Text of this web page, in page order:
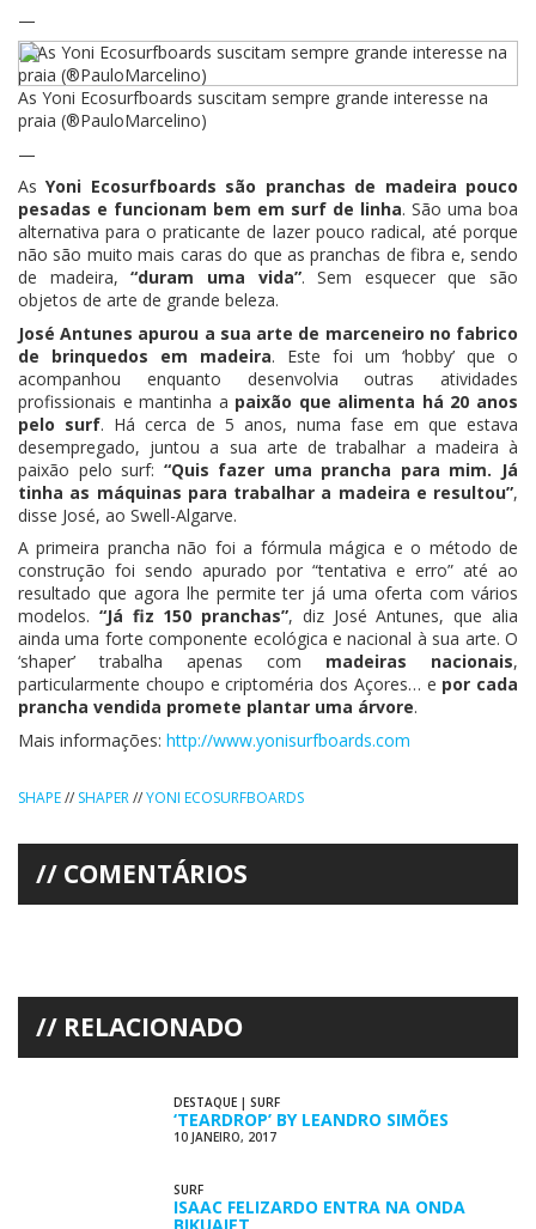
—
As Yoni Ecosurfboards suscitam sempre grande interesse na
praia (®PauloMarcelino)
—
AsYoni Ecosurfboards são pranchas de madeira pouco
pesadas e funcionam bem em surf de linha. São uma boa
alternativa para o praticante de lazer pouco radical, até porque
não são muito mais caras do que as pranchas de fibra e, sendo
de madeira,“duram uma vida”. Sem esquecer que são
objetos de arte de grande beleza.
José Antunes apurou a sua arte de marceneiro no fabrico
de brinquedos em madeira. Este foi um ‘hobby’ que o
acompanhou enquanto desenvolvia outras atividades
profissionais e mantinha a paixão que alimenta há 20 anos
pelo surf. Há cerca de 5 anos, numa fase em que estava
desempregado, juntou a sua arte de trabalhar a madeira à
paixão pelo surf: “Quis fazer uma prancha para mim. Já
tinha as máquinas para trabalhar a madeira e resultou”,
disse José, ao Swell-Algarve.
A primeira prancha não foi a fórmula mágica e o método de
construção foi sendo apurado por “tentativa e erro” até ao
resultado que agora lhe permite ter já uma oferta com vários
modelos. “Já fiz 150 pranchas”, diz José Antunes, que alia
ainda uma forte componente ecológica e nacional à sua arte. O
‘shaper’ trabalha apenas com madeiras nacionais,
particularmente choupo e criptoméria dos Açores… e por cada
prancha vendida promete plantar uma árvore.
Mais informações: http://www.yonisurfboards.com
SHAPE// SHAPER//YONI ECOSURFBOARDS
COMENTÁRIOS
RELACIONADO
DESTAQUE | SURF
‘TEARDROP’ BY LEANDRO SIMÕES
10 JANEIRO, 2017
SURF
ISAAC FELIZARDO ENTRA NA ONDA
BIKUAIET